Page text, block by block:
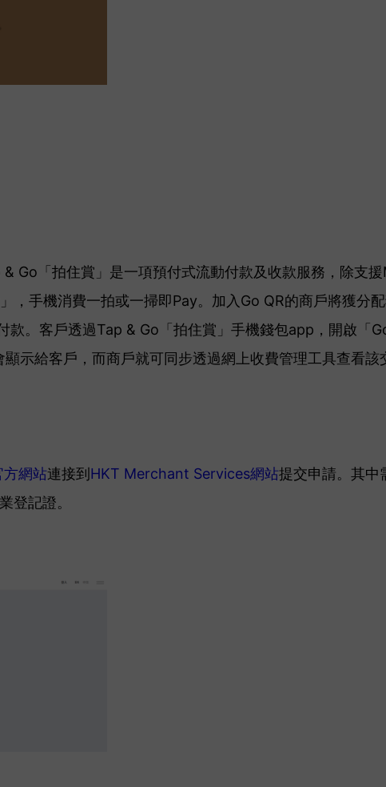
Go「拍住賞」是一項預付式流動付款及收款服務，除支
，手機消費一拍或一掃即Pay。加入Go QR的商戶將獲分
。 客戶透過Tap & Go「拍住賞」手機錢包app，開啟「
顯示給客戶，而商戶就可同步透過網上收費管理工具查看該
方網站連接到 HKT Merchant Services網站提交申請。其中
登記證。